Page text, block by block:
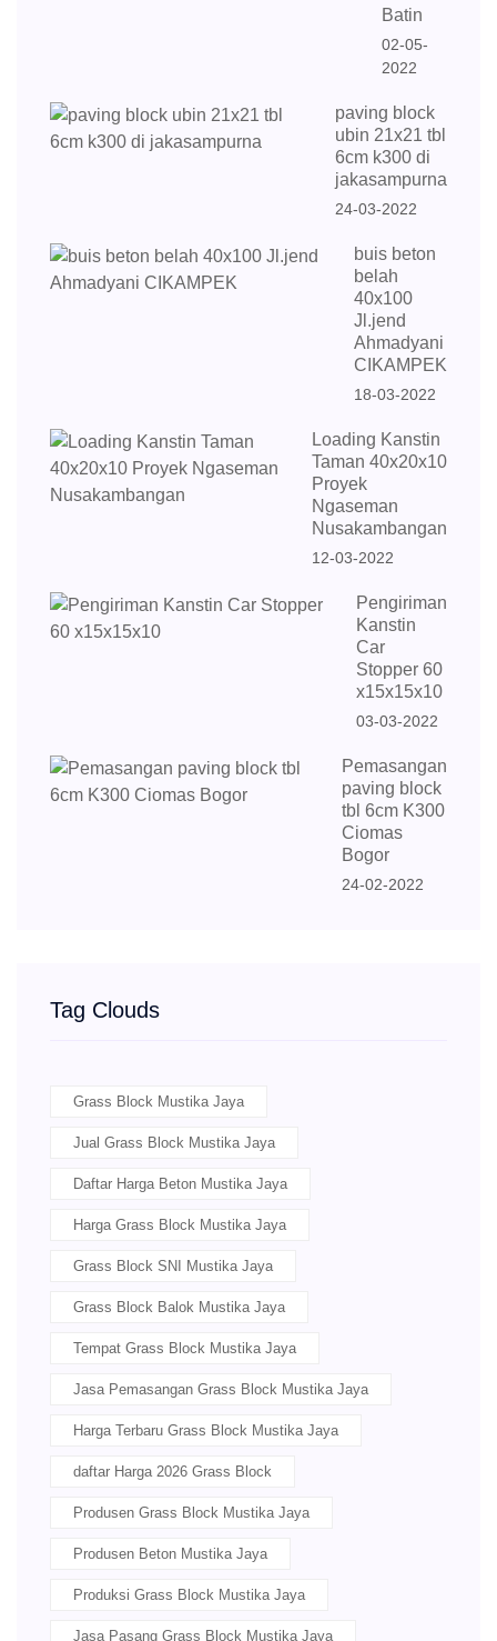
Batin
02-05-
2022
paving block
ubin 21x21 tbl
6cm k300 di
jakasampurna
24-03-2022
buis beton
belah
40x100
Jl.jend
Ahmadyani
CIKAMPEK
18-03-2022
Loading Kanstin
Taman 40x20x10
Proyek
Ngaseman
Nusakambangan
12-03-2022
Pengiriman
Kanstin
Car
Stopper 60
x15x15x10
03-03-2022
Pemasangan
paving block
tbl 6cm K300
Ciomas
Bogor
24-02-2022
Tag Clouds
Grass Block Mustika Jaya
Jual Grass Block Mustika Jaya
Daftar Harga Beton Mustika Jaya
Harga Grass Block Mustika Jaya
Grass Block SNI Mustika Jaya
Grass Block Balok Mustika Jaya
Tempat Grass Block Mustika Jaya
Jasa Pemasangan Grass Block Mustika Jaya
Harga Terbaru Grass Block Mustika Jaya
daftar Harga 2026 Grass Block
Produsen Grass Block Mustika Jaya
Produsen Beton Mustika Jaya
Produksi Grass Block Mustika Jaya
Jasa Pasang Grass Block Mustika Jaya